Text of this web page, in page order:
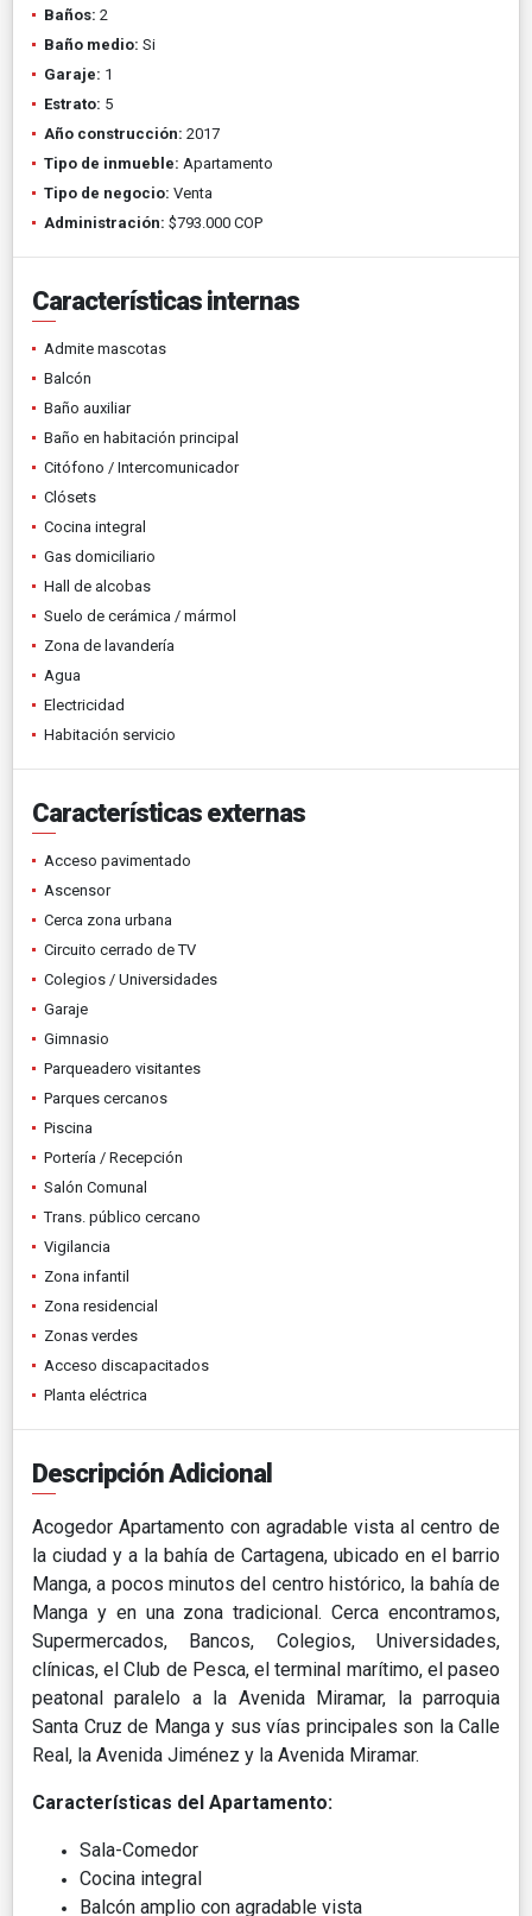
Baños: 2
Baño medio: Si
Garaje: 1
Estrato: 5
Año construcción: 2017
Tipo de inmueble: Apartamento
Tipo de negocio: Venta
Administración: $793.000 COP
Características internas
Admite mascotas
Balcón
Baño auxiliar
Baño en habitación principal
Citófono / Intercomunicador
Clósets
Cocina integral
Gas domiciliario
Hall de alcobas
Suelo de cerámica / mármol
Zona de lavandería
Agua
Electricidad
Habitación servicio
Características externas
Acceso pavimentado
Ascensor
Cerca zona urbana
Circuito cerrado de TV
Colegios / Universidades
Garaje
Gimnasio
Parqueadero visitantes
Parques cercanos
Piscina
Portería / Recepción
Salón Comunal
Trans. público cercano
Vigilancia
Zona infantil
Zona residencial
Zonas verdes
Acceso discapacitados
Planta eléctrica
Descripción Adicional
Acogedor Apartamento con agradable vista al centro de
la ciudad y a la bahía de Cartagena, ubicado en el barrio
Manga, a pocos minutos del centro histórico, la bahía de
Manga y en una zona tradicional. Cerca encontramos,
Supermercados, Bancos, Colegios, Universidades,
clínicas, el Club de Pesca, el terminal marítimo, el paseo
peatonal paralelo a la Avenida Miramar, la parroquia
Santa Cruz de Manga y sus vías principales son la Calle
Real, la Avenida Jiménez y la Avenida Miramar.
Características del Apartamento:
Sala-Comedor
Cocina integral
Balcón amplio con agradable vista